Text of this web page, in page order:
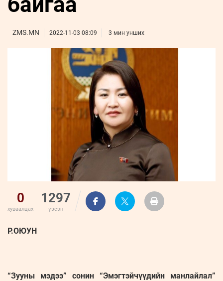
Нэвтрэх
Бизнес
Leaderships
УРЛАГ
ZMS.MN 2022-11-03 08:09 3 мин унших
0
хуваалцах
1297
үзсэн
Р.ОЮУН
“Зууны мэдээ” сонин “Эмэгтэйчүүдийн манлайлал”